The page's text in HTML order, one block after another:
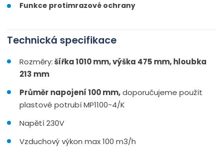
Funkce protimrazové ochrany
Technická specifikace
Rozměry:šířka 1010 mm, výška 475 mm, hloubka
213 mm
Průměr napojení 100 mm,doporučujeme použít
plastové potrubí MP1100-4/K
Napětí 230V
Vzduchový výkon max 100 m3/h